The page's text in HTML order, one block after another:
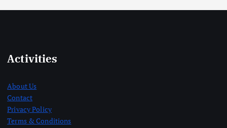
Activities
About Us
Contact
Privacy Policy
Terms & Conditions